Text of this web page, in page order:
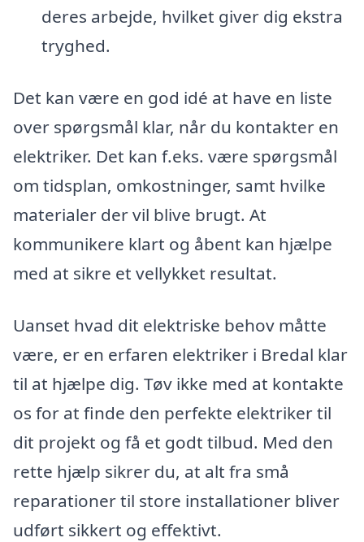
deres arbejde, hvilket giver dig ekstra
tryghed.
Det kan være en god idé at have en liste
over spørgsmål klar, når du kontakter en
elektriker. Det kan f.eks. være spørgsmål
om tidsplan, omkostninger, samt hvilke
materialer der vil blive brugt. At
kommunikere klart og åbent kan hjælpe
med at sikre et vellykket resultat.
Uanset hvad dit elektriske behov måtte
være, er en erfaren elektriker i Bredal klar
til at hjælpe dig. Tøv ikke med at kontakte
os for at finde den perfekte elektriker til
dit projekt og få et godt tilbud. Med den
rette hjælp sikrer du, at alt fra små
reparationer til store installationer bliver
udført sikkert og effektivt.